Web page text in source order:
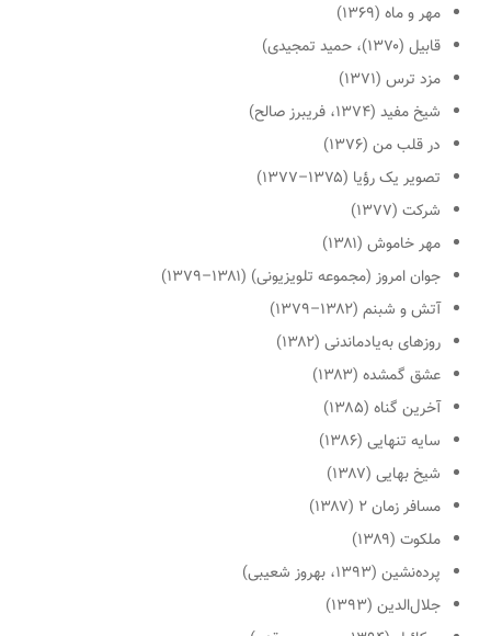
مهر و ماه (۱۳۶۹)
قابیل (۱۳۷۰)، حمید تمجیدی)
مزد ترس (۱۳۷۱)
شیخ مفید (۱۳۷۴، فریبرز صالح)
در قلب من (۱۳۷۶)
تصویر یک رؤیا (۱۳۷۵–۱۳۷۷)
شرکت (۱۳۷۷)
مهر خاموش (۱۳۸۱)
جوان امروز (مجموعه تلویزیونی) (۱۳۸۱–۱۳۷۹)
آتش و شبنم (۱۳۸۲–۱۳۷۹)
روزهای به‌یادماندنی (۱۳۸۲)
عشق گمشده (۱۳۸۳)
آخرین گناه (۱۳۸۵)
سایه تنهایی (۱۳۸۶)
شیخ بهایی (۱۳۸۷)
مسافر زمان ۲ (۱۳۸۷)
ملکوت (۱۳۸۹)
پرده‌نشین (۱۳۹۳، بهروز شعیبی)
جلال‌الدین (۱۳۹۳)